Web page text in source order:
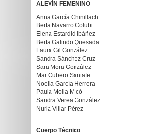
ALEVÍN FEMENINO
Anna García Chinillach
Berta Navarro Colubi
Elena Estardid Ibáñez
Berta Galindo Quesada
Laura Gil González
Sandra Sánchez Cruz
Sara Mora González
Mar Cubero Santafe
Noelia García Herrera
Paula Molla Micó
Sandra Verea González
Nuria Villar Pérez
Cuerpo Técnico